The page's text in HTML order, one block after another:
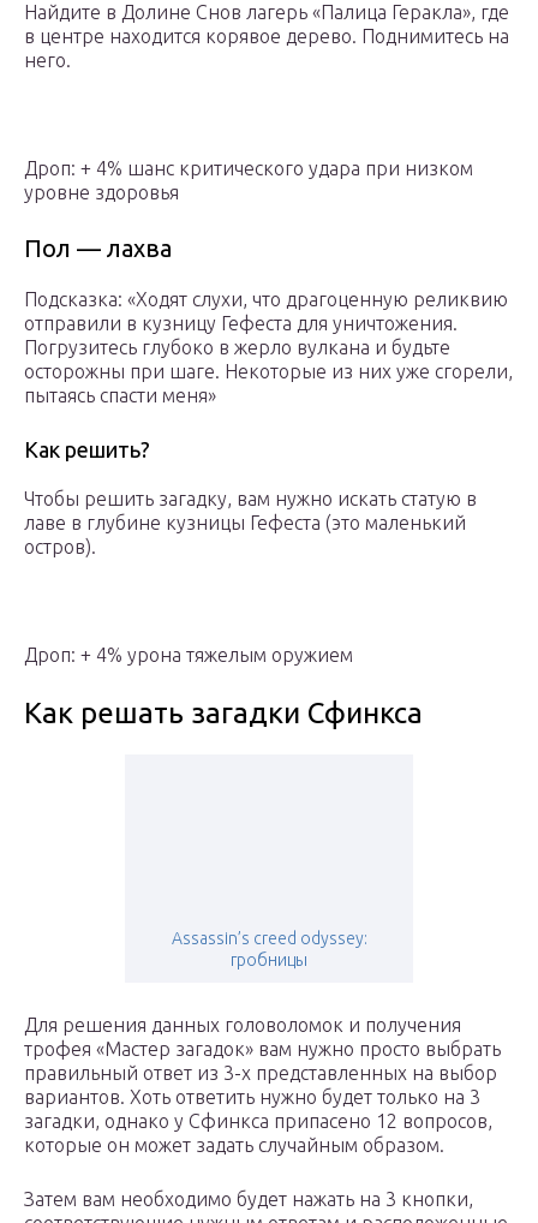
Найдите в Долине Снов лагерь «Палица Геракла», где
в центре находится корявое дерево. Поднимитесь на
него.
Дроп: + 4% шанс критического удара при низком
уровне здоровья
Пол — лаxва
Подсказка: «Ходят слухи, что драгоценную реликвию
отправили в кузницу Гефеста для уничтожения.
Погрузитесь глубоко в жерло вулкана и будьте
осторожны при шаге. Некоторые из них уже сгорели,
пытаясь спасти меня»
Как решить?
Чтобы решить загадку, вам нужно искать статую в
лаве в глубине кузницы Гефеста (это маленький
остров).
Дроп: + 4% урона тяжелым оружием
Как решать загадки Сфинкса
Assassin’s creed odyssey:
гробницы
Для решения данных головоломок и получения
трофея «Мастер загадок» вам нужно просто выбрать
правильный ответ из 3-х представленных на выбор
вариантов. Хоть ответить нужно будет только на 3
загадки, однако у Сфинкса припасено 12 вопросов,
которые он может задать случайным образом.
Затем вам необходимо будет нажать на 3 кнопки,